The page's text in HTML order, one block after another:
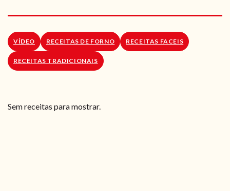
RECEITAS VEGGIE
SOBRE NÓS
LOJA ONLINE
VÍDEO RECEITAS DE FORNO RECEITAS FACEIS
RECEITAS TRADICIONAIS
Sem receitas para mostrar.